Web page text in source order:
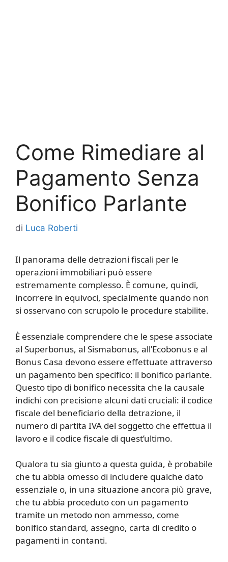
Come Rimediare al
Pagamento Senza
Bonifico Parlante
di Luca Roberti
Il panorama delle detrazioni fiscali per le
operazioni immobiliari può essere
estremamente complesso. È comune, quindi,
incorrere in equivoci, specialmente quando non
si osservano con scrupolo le procedure stabilite.
È essenziale comprendere che le spese associate
al Superbonus, al Sismabonus, all’Ecobonus e al
Bonus Casa devono essere effettuate attraverso
un pagamento ben specifico: il bonifico parlante.
Questo tipo di bonifico necessita che la causale
indichi con precisione alcuni dati cruciali: il codice
fiscale del beneficiario della detrazione, il
numero di partita IVA del soggetto che effettua il
lavoro e il codice fiscale di quest’ultimo.
Qualora tu sia giunto a questa guida, è probabile
che tu abbia omesso di includere qualche dato
essenziale o, in una situazione ancora più grave,
che tu abbia proceduto con un pagamento
tramite un metodo non ammesso, come
bonifico standard, assegno, carta di credito o
pagamenti in contanti.